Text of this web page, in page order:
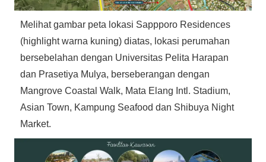
Melihat gambar peta lokasi Sappporo Residences
(highlight warna kuning) diatas, lokasi perumahan
bersebelahan dengan Universitas Pelita Harapan
dan Prasetiya Mulya, berseberangan dengan
Mangrove Coastal Walk, Mata Elang Intl. Stadium,
Asian Town, Kampung Seafood dan Shibuya Night
Market.